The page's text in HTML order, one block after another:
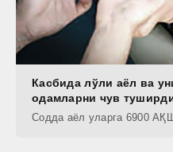
Касбида лўли аёл ва
одамларни чув
Содда аёл уларга 6900